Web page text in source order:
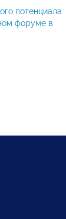
потенциала
форуме в